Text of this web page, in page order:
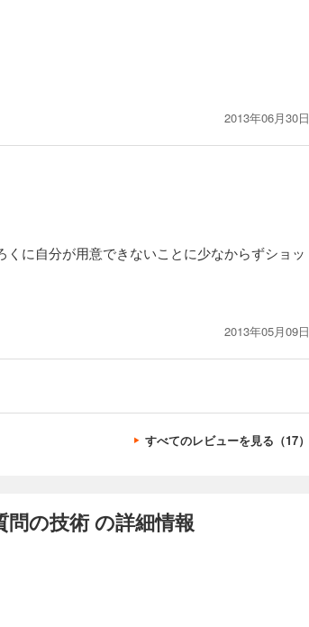
2013年06月30日
に自分が用意できないことに少なからずショッ
2013年05月09日
すべてのレビューを見る（17）
の技術 の詳細情報